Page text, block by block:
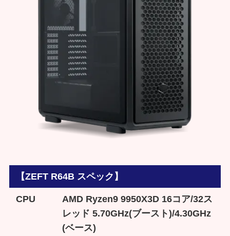
【ZEFT R64B スペック】
CPU
AMD Ryzen9 9950X3D 16コア/32ス
レッド 5.70GHz(ブースト)/4.30GHz
(ベース)